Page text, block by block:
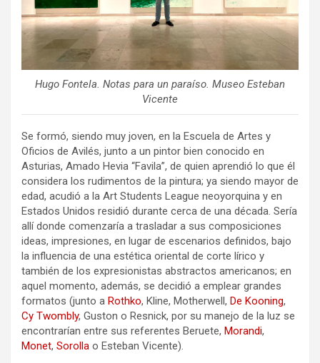
Hugo Fontela. Notas para un paraíso. Museo Esteban
Vicente
Se formó, siendo muy joven, en la Escuela de Artes y
Oficios de Avilés, junto a un pintor bien conocido en
Asturias, Amado Hevia “Favila”, de quien aprendió lo que él
considera los rudimentos de la pintura; ya siendo mayor de
edad, acudió a la Art Students League neoyorquina y en
Estados Unidos residió durante cerca de una década. Sería
allí donde comenzaría a trasladar a sus composiciones
ideas, impresiones, en lugar de escenarios definidos, bajo
la influencia de una estética oriental de corte lírico y
también de los expresionistas abstractos americanos; en
aquel momento, además, se decidió a emplear grandes
formatos (junto a Rothko, Kline, Motherwell, De Kooning,
Cy Twombly, Guston o Resnick, por su manejo de la luz se
encontrarían entre sus referentes Beruete, Morandi,
Monet, Sorolla o Esteban Vicente).